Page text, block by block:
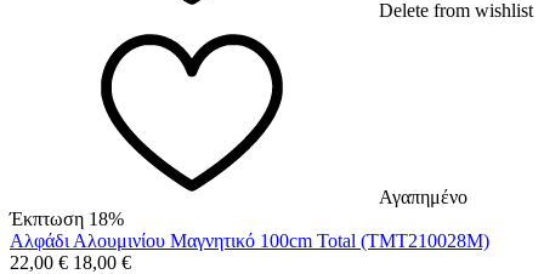
Delete from wishlist
Αγαπημένο
Έκπτωση 18%
Αλφάδι Αλουμινίου Μαγνητικό 100cm Total (TMT210028M)
22,00 € 18,00 €